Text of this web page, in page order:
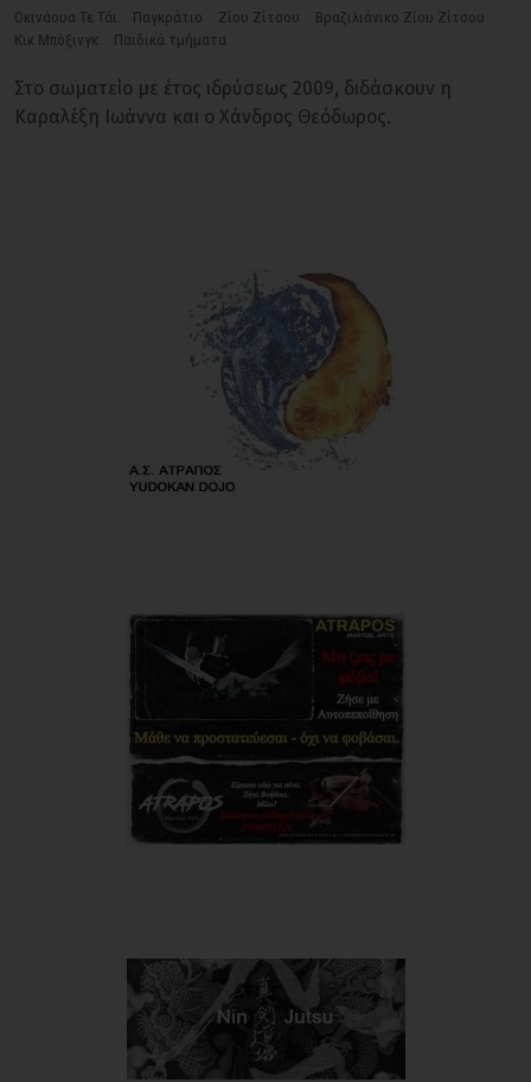
Οκινάουα Τε Τάι Παγκράτιο Ζίου Ζίτσου
Βραζιλιάνικο Ζίου Ζίτσου
Κικ Μπόξινγκ
Παιδικά τμήματα
Στο σωματείο με έτος ιδρύσεως 2009, διδάσκουν η
Καραλέξη Ιωάννα και ο Χάνδρος Θεόδωρος.